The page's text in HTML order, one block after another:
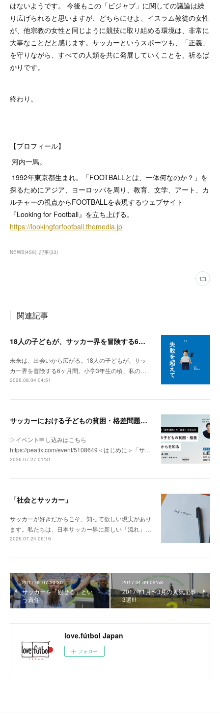
はないようです。 今後もこの「ビジャブ」に関しての議論は繰
り広げられると思いますが、どちらにせよ、イスラム教徒の女性
が、他宗教の女性と同じように競技に取り組める環境は、非常に
大事なことだと感じます。サッカーというスポーツも、「正義」
を守りながら、すべての人類を共に発展していくことを、祈るば
かりです。
終わり。
【プロフィール】
河内一馬。
1992年東京都生まれ。「FOOTBALLとは、一体何なのか？」を
探るためにアジア、ヨーロッパを周り、教育、文学、アート、カ
ルチャーの視点からFOOTBALLを表現するウェブサイト
『Looking for Football』を立ち上げる。
https://lookingforfootball.themedia.jp
NEWS(459) 記事(33)
関連記事
18人の子どもが、サッカー界を冒険する6ヶ月間。
未来は、出会いから広がる。18人の子どもが、サッ
カー界を冒険する6ヶ月間。小学3年生の頃、私の…
2026.08.04 04:51
サッカーにおける子どもの貧困・格差問題の現状 | 「社会とサッカー」vol.1
▷イベント申し込みはこちら
https://peatix.com/event/5108649＜はじめに＞「サ…
2026.07.27 01:31
「社会とサッカー」
サッカーが好きだからこそ、知って欲しい現実があり
ます。私たちは、日本サッカー界に新しい「流れ」…
2026.07.24 06:16
2017.05.07 10:30
サッカーを「観せる」とい
う責任
2017.04.09 09:58
2017年1月〜3月の人気記事
3選!!!
love.fútbol Japan
フォロー